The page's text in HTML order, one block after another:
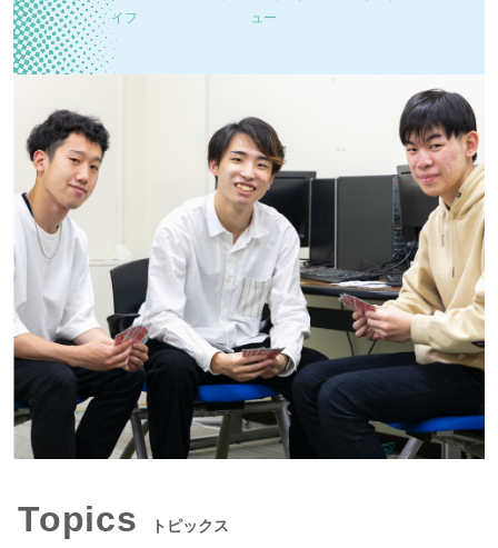
Topics トピックス
イフ
ュー